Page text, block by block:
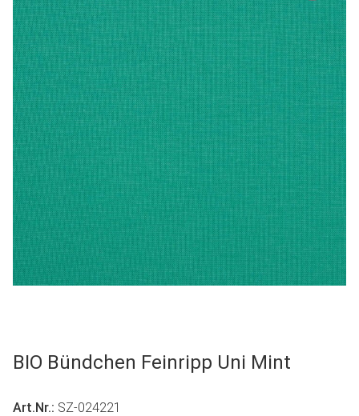
BIO Bündchen Feinripp Uni Mint
Art.Nr.: SZ-024221